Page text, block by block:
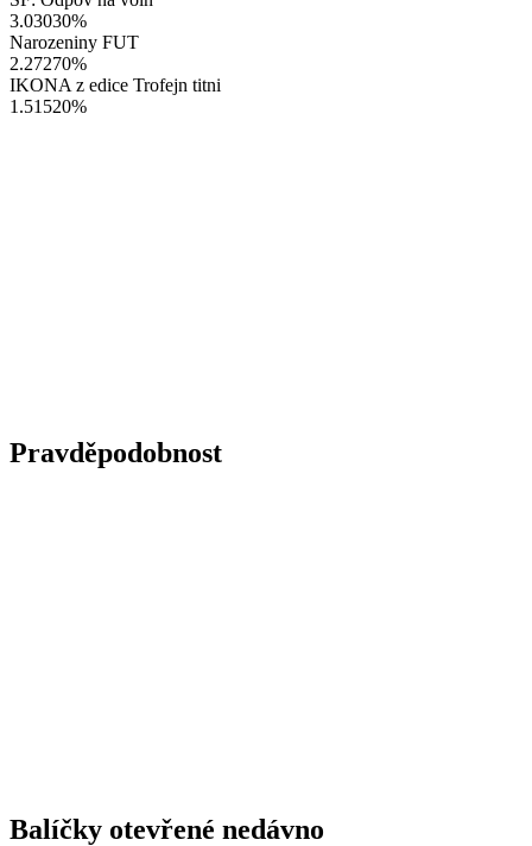
3.03030%
Narozeniny FUT
2.27270%
IKONA z edice Trofejn titni
1.51520%
Pravděpodobnost
Balíčky otevřené nedávno